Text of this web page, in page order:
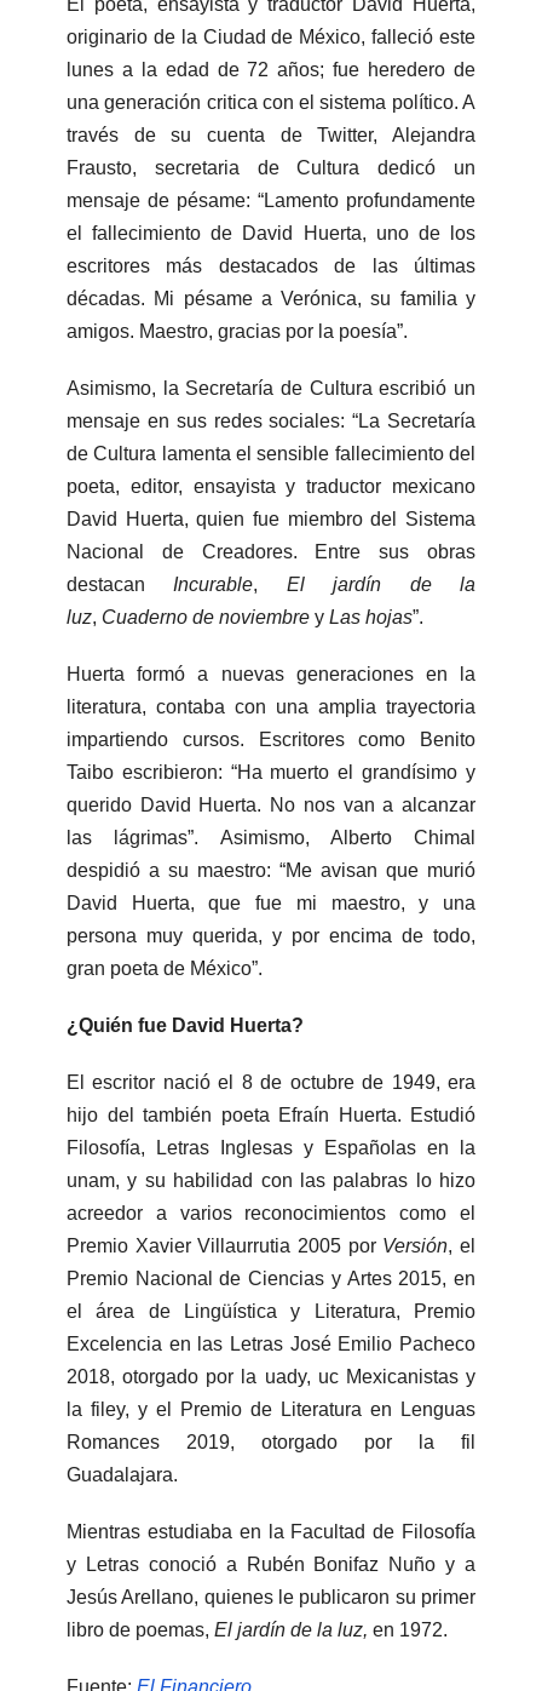
originario de la Ciudad de México, falleció este
lunes a la edad de 72 años; fue heredero de
una generación critica con el sistema político. A
través de su cuenta de Twitter, Alejandra
Frausto, secretaria de Cultura dedicó un
mensaje de pésame: “Lamento profundamente
el fallecimiento de David Huerta, uno de los
escritores más destacados de las últimas
décadas. Mi pésame a Verónica, su familia y
amigos. Maestro, gracias por la poesía”.
Asimismo, la Secretaría de Cultura escribió un
mensaje en sus redes sociales: “La Secretaría
de Cultura lamenta el sensible fallecimiento del
poeta, editor, ensayista y traductor mexicano
David Huerta, quien fue miembro del Sistema
Nacional de Creadores. Entre sus obras
destacan Incurable, El jardín de la
luz, Cuaderno de noviembre y Las hojas”.
Huerta formó a nuevas generaciones en la
literatura, contaba con una amplia trayectoria
impartiendo cursos. Escritores como Benito
Taibo escribieron: “Ha muerto el grandísimo y
querido David Huerta. No nos van a alcanzar
las lágrimas”. Asimismo, Alberto Chimal
despidió a su maestro: “Me avisan que murió
David Huerta, que fue mi maestro, y una
persona muy querida, y por encima de todo,
gran poeta de México”.
¿Quién fue David Huerta?
El escritor nació el 8 de octubre de 1949, era
hijo del también poeta Efraín Huerta. Estudió
Filosofía, Letras Inglesas y Españolas en la
unam, y su habilidad con las palabras lo hizo
acreedor a varios reconocimientos como el
Premio Xavier Villaurrutia 2005 por Versión, el
Premio Nacional de Ciencias y Artes 2015, en
el área de Lingüística y Literatura, Premio
Excelencia en las Letras José Emilio Pacheco
2018, otorgado por la uady, uc Mexicanistas y
la filey, y el Premio de Literatura en Lenguas
Romances 2019, otorgado por la fil
Guadalajara.
Mientras estudiaba en la Facultad de Filosofía
y Letras conoció a Rubén Bonifaz Nuño y a
Jesús Arellano, quienes le publicaron su primer
libro de poemas, El jardín de la luz, en 1972.
Fuente: El Financiero